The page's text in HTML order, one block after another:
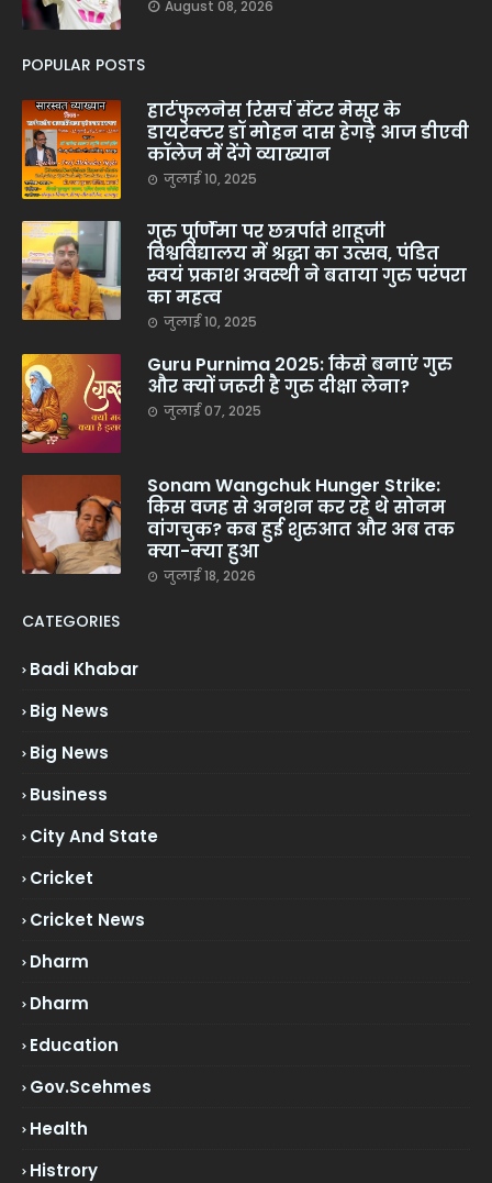
August 08, 2026
POPULAR POSTS
हार्टफुलनेस रिसर्च सेंटर मैसूर के
डायरेक्टर डॉ मोहन दास हेगड़े आज डीएवी
कॉलेज में देंगे व्याख्यान
जुलाई 10, 2025
गुरु पूर्णिमा पर छत्रपति शाहूजी
विश्वविद्यालय में श्रद्धा का उत्सव, पंडित
स्वयं प्रकाश अवस्थी ने बताया गुरु परंपरा
का महत्व
जुलाई 10, 2025
Guru Purnima 2025: किसे बनाएं गुरु
और क्यों जरूरी है गुरु दीक्षा लेना?
जुलाई 07, 2025
Sonam Wangchuk Hunger Strike:
किस वजह से अनशन कर रहे थे सोनम
वांगचुक? कब हुई शुरुआत और अब तक
क्या-क्या हुआ
जुलाई 18, 2026
CATEGORIES
Badi Khabar
Big News
Big News
Business
City And State
Cricket
Cricket News
Dharm
Dharm
Education
Gov.scehmes
Health
Histrory